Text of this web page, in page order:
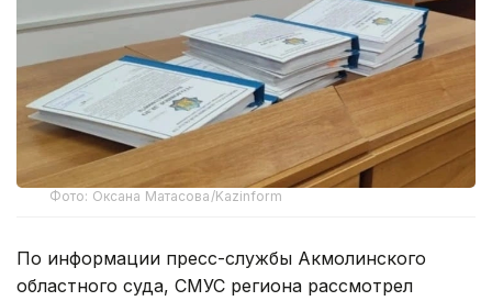
Фото: Оксана Матасова/Kazinform
По информации пресс-службы Акмолинского
областного суда, СМУС региона рассмотрел